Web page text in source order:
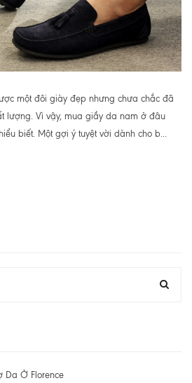
một đôi giày đẹp nhưng chưa chắc đã
lượng. Vì vậy, mua giầy da nam ở đâu
biết. Một gợi ý tuyệt vời dành cho b...
Da Ở Florence